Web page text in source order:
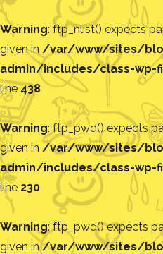
Warning: ftp_nlist() expects
given in /var/www/sites/
admin/includes/class-wp-
line438
Warning: ftp_pwd() expects
given in /var/www/sites/
admin/includes/class-wp-
line 230
Warning: ftp_pwd() expects
given in/var/www/sites/